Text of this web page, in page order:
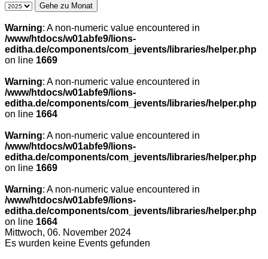
Gehe zu Monat
Warning: A non-numeric value encountered in
/www/htdocs/w01abfe9/lions-
editha.de/components/com_jevents/libraries/helper.php
on line 1669
Warning: A non-numeric value encountered in
/www/htdocs/w01abfe9/lions-
editha.de/components/com_jevents/libraries/helper.php
on line 1664
Warning: A non-numeric value encountered in
/www/htdocs/w01abfe9/lions-
editha.de/components/com_jevents/libraries/helper.php
on line 1669
Warning: A non-numeric value encountered in
/www/htdocs/w01abfe9/lions-
editha.de/components/com_jevents/libraries/helper.php
on line 1664
Mittwoch, 06. November 2024
Es wurden keine Events gefunden